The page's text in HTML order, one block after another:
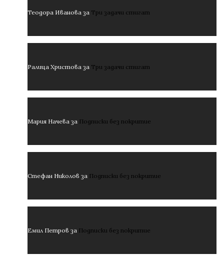
Теодора Иванова за Три задачи стигат
Ралица Христова за Три задачи стигат
Мария Начева за Подписки без покритие
Стефан Николов за Подписки без покритие
Емил Петров за Подписки без покритие